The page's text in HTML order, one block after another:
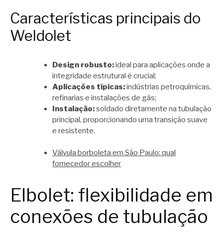
Características principais do
Weldolet
Design robusto:ideal para aplicações onde a
integridade estrutural é crucial;
Aplicações típicas:indústrias petroquímicas,
refinarias e instalações de gás;
Instalação:soldado diretamente na tubulação
principal, proporcionando uma transição suave
e resistente.
Válvula borboleta em São Paulo: qual
fornecedor escolher
Elbolet: flexibilidade em
conexões de tubulação